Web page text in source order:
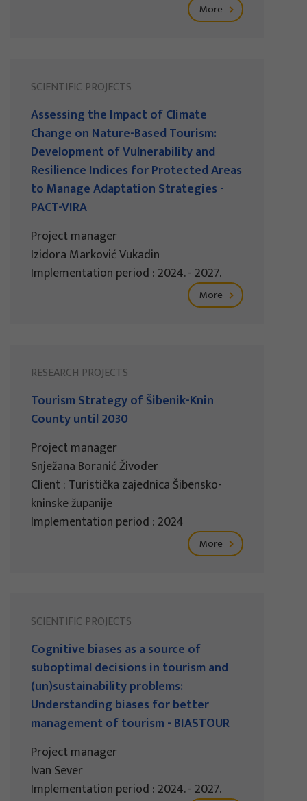
More
SCIENTIFIC PROJECTS
Assessing the Impact of Climate
Change on Nature-Based Tourism:
Development of Vulnerability and
Resilience Indices for Protected Areas
to Manage Adaptation Strategies -
PACT-VIRA
Project manager
Izidora Marković Vukadin
Implementation period : 2024. - 2027.
More
RESEARCH PROJECTS
Tourism Strategy of Šibenik-Knin
County until 2030
Project manager
Snježana Boranić Živoder
Client : Turistička zajednica Šibensko-
kninske županije
Implementation period : 2024
More
SCIENTIFIC PROJECTS
Cognitive biases as a source of
suboptimal decisions in tourism and
(un)sustainability problems:
Understanding biases for better
management of tourism - BIASTOUR
Project manager
Ivan Sever
Implementation period : 2024. - 2027.